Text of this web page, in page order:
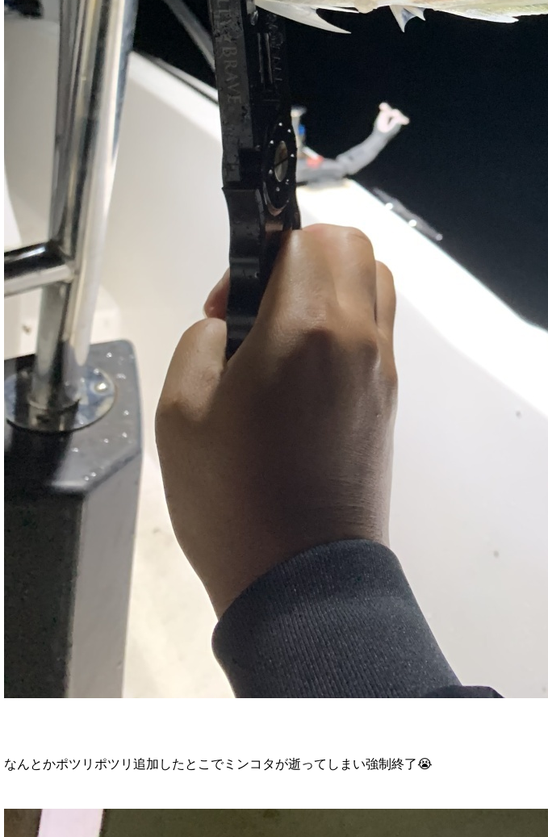
なんとかポツリポツリ追加したとこでミンコタが逝ってしまい強制終了😭